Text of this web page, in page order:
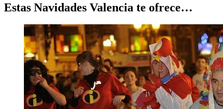
Estas Navidades Valencia te ofrece…